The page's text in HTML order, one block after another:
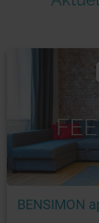
BENSIMON